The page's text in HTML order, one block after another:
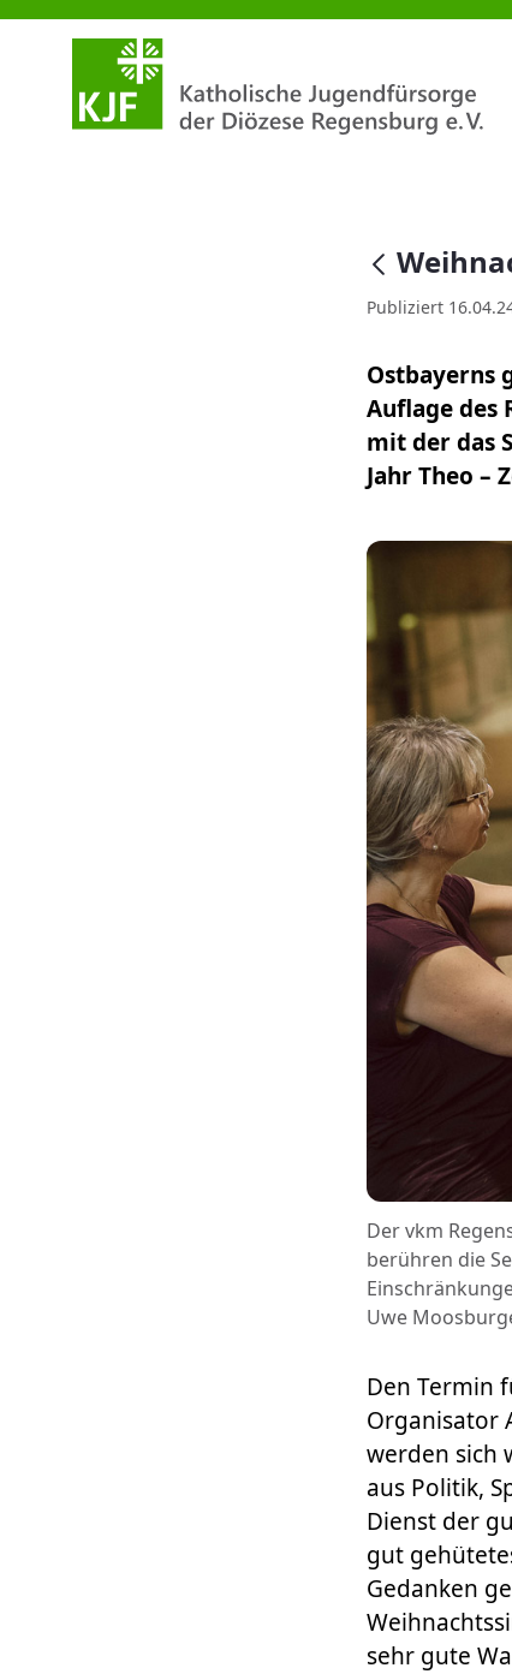
Weihnachtssingen 2024
null
Publiziert
Ostbayerns
Auflage des
mit der das
Jahr Theo –
Der vkm
berühren die
Uwe
Den Termin
Organisator
werden sich
aus Politik,
Dienst der
gut
Gedanken
sehr gute